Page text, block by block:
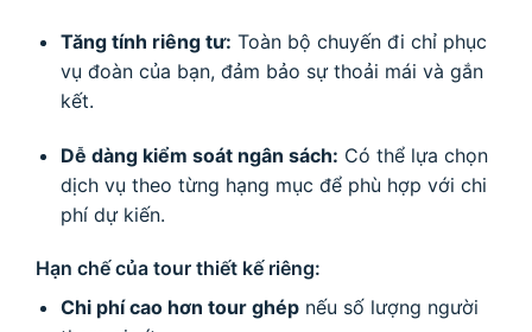
Tăng tính riêng tư: Toàn bộ chuyến đi chỉ phục
vụ đoàn của bạn, đảm bảo sự thoải mái và gắn
kết.
Dễ dàng kiểm soát ngân sách: Có thể lựa chọn
dịch vụ theo từng hạng mục để phù hợp với chi
phí dự kiến.
Hạn chế của tour thiết kế riêng:
Chi phí cao hơn tour ghépnếu số lượng người